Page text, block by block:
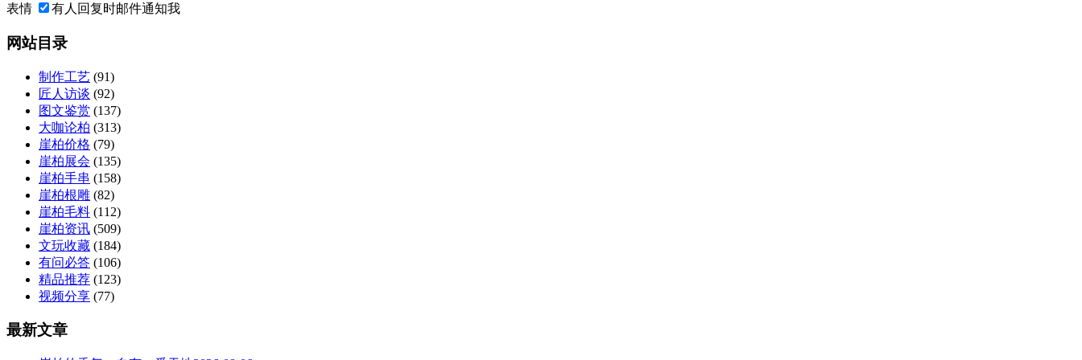
表情 有人回复时邮件通知我
网站目录
制作工艺 (91)
匠人访谈 (92)
图文鉴赏 (137)
大咖论柏 (313)
崖柏价格 (79)
崖柏展会 (135)
崖柏手串 (158)
崖柏根雕 (82)
崖柏毛料 (112)
崖柏资讯 (509)
文玩收藏 (184)
有问必答 (106)
精品推荐 (123)
视频分享 (77)
最新文章